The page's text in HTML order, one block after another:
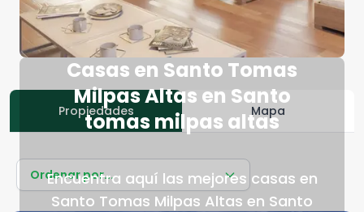
Casas en Santo Tomas
Milpas Altas en Santo
tomas milpas altas
Encuentra aquí las mejores casas en
Santo Tomas Milpas Altas en Santo
Propiedades Mapa
Ordenar por...